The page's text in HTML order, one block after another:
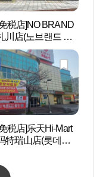
税店]NO BRAND
川店(노브랜드 서
점)
税店]乐天Hi-Mart
特瑞山店(롯데하